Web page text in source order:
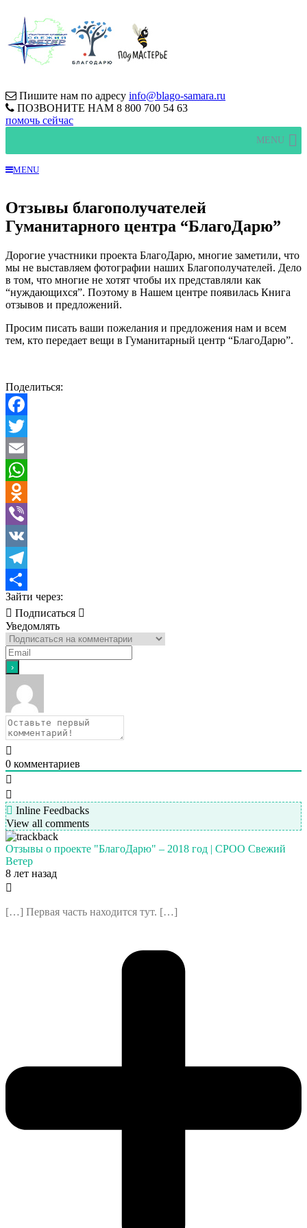
Пишите нам по адресу info@blago-samara.ru
ПОЗВОНИТЕ НАМ 8 800 700 54 63
помочь сейчас
MENU
MENU
Отзывы благополучателей
Гуманитарного центра “БлагоДарю”
Дорогие участники проекта БлагоДарю, многие заметили, что
мы не выставляем фотографии наших Благополучателей. Дело
в том, что многие не хотят чтобы их представляли как
“нуждающихся”. Поэтому в Нашем центре появилась Книга
отзывов и предложений.
Просим писать ваши пожелания и предложения нам и всем
тем, кто передает вещи в Гуманитарный центр “БлагоДарю”.
Поделиться:
Facebook
Twitter
Email
WhatsApp
Odnoklassniki
Viber
VK
Telegram
Отправить
Зайти через:
Подписаться
Уведомлять
0 комментариев
Inline Feedbacks
View all comments
Отзывы о проекте "БлагоДарю" – 2018 год | СРОО Свежий
Ветер
8 лет назад
[…] Первая часть находится тут. […]